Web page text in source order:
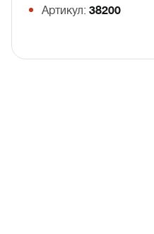
Артикул: 38200